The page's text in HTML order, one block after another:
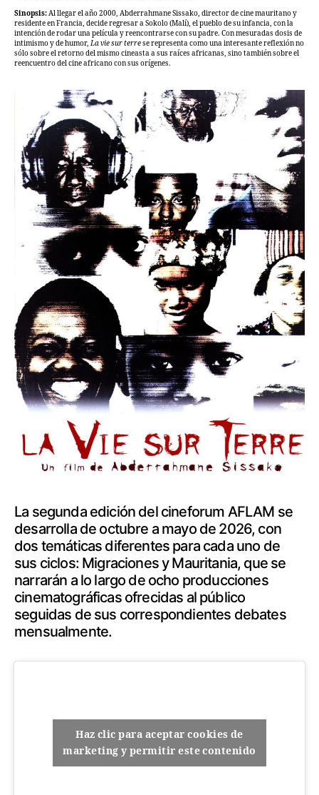
Sinopsis:Al llegar el año 2000, Abderrahmane Sissako, director de cine mauritano y
residente en Francia, decide regresar a Sokolo (Malí), el pueblo de su infancia, con la
intención de rodar una película y reencontrarse con su padre. Con mesuradas dosis de
intimismo y de humor, La vie sur terrese representa como una interesante reflexión no
sólo sobre el retorno del mismo cineasta a sus raíces africanas, sino también sobre el
reencuentro del cine africano con sus orígenes.
La segunda edición del cineforum AFLAM se
desarrolla de octubre a mayo de 2026, con
dos temáticas diferentes para cada uno de
sus ciclos: Migraciones y Mauritania, que se
narrarán a lo largo de ocho producciones
cinematográficas ofrecidas al público
seguidas de sus correspondientes debates
mensualmente.
Haz clic para aceptar cookies de
marketing y permitir este contenido